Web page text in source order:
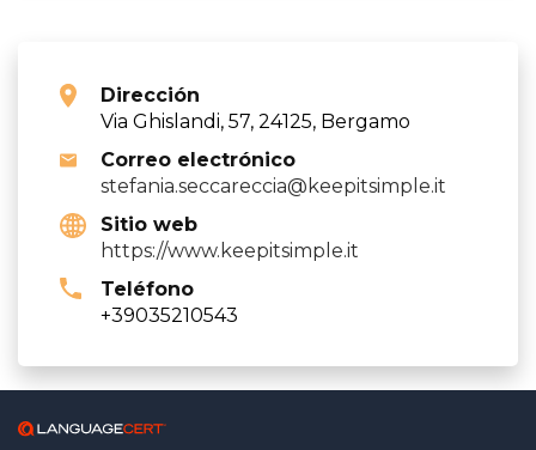
Dirección
Via Ghislandi, 57, 24125, Bergamo
Correo electrónico
stefania.seccareccia@keepitsimple.it
Sitio web
https://www.keepitsimple.it
Teléfono
+39035210543